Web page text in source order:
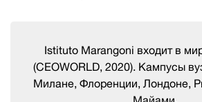
Istituto Marangoni входит в
(CEOWORLD, 2020). Кампусы
Милане, Флоренции, Лондоне,